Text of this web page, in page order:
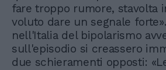
fare troppo rumore, stavolta
voluto dare un segnale
nell'Italia del bipolarismo
sull'episodio si creassero
due schieramenti opposti: